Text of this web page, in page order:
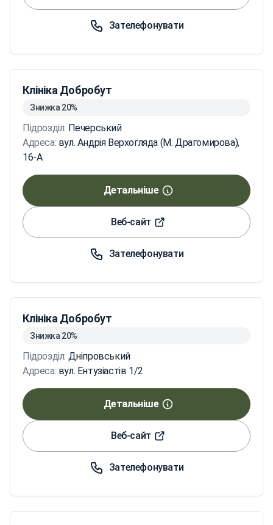
Зателефонувати
Клініка Добробут
Знижка 20%
Підрозділ: Печерський
Адреса: вул. Андрія Верхогляда (М. Драгомирова),
16-А
Детальніше
Веб-сайт
Зателефонувати
Клініка Добробут
Знижка 20%
Підрозділ: Дніпровський
Адреса: вул. Ентузіастів 1/2
Детальніше
Веб-сайт
Зателефонувати